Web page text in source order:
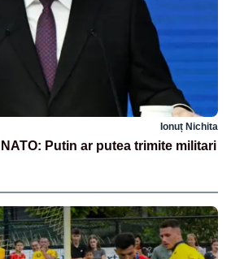
Ionuț Nichita
Putin ar putea trimite militari